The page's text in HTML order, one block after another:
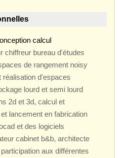
calcul
chiffreur bureau d'études
de rangement noisy
réalisation d'espaces
lourd et semi lourd
2d et 3d, calcul et
lancement en fabrication
et des logiciels
cabinet b&b, architecte
aux différentes